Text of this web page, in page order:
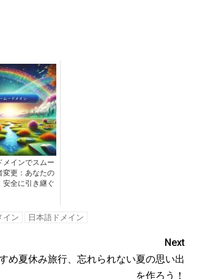
メインでスムー
変更：あなたの
安全に引き継ぐ
イン 日本語ドメイン
Next
め夏休み旅行、忘れられない夏の思い出
を作ろう！